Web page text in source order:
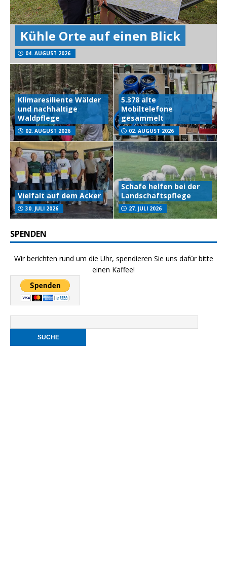
Kühle Orte auf einen Blick
04. AUGUST 2026
Klimaresiliente Wälder
und nachhaltige
Waldpflege
02. AUGUST 2026
5.378 alte
Mobiltelefone
gesammelt
02. AUGUST 2026
Vielfalt auf dem Acker
30. JULI 2026
Schafe helfen bei der
Landschaftspflege
27. JULI 2026
SPENDEN
Wir berichten rund um die Uhr, spendieren Sie uns dafür bitte
einen Kaffee!